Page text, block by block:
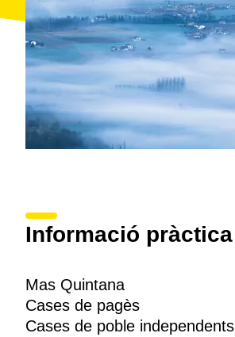
Informació pràctica
Mas Quintana
Cases de pagès
Cases de poble independents